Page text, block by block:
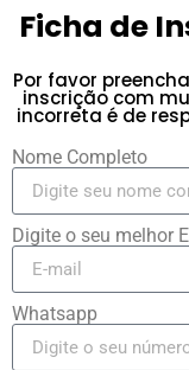
Ficha de
Por favor
inscrição com
incorreta é de
Nome Completo
Digite o seu melhor
Whatsapp